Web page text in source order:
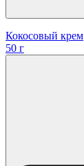
Кокосовый крем
50 г